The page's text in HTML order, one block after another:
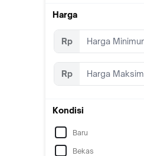
Harga
Rp
Rp
Kondisi
Baru
Bekas